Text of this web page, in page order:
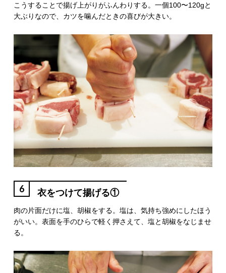
こうすることで揚げ上がりがふんわりする。一個100〜120gと
大ぶりなので、カツを噛んだときの喜びが大きい。
6 衣をつけて揚げる①
肉の片面だけに塩、胡椒をする。塩は、気持ち強めにしたほう
がいい。表面を手のひらで軽く押さえて、塩と胡椒をなじませ
る。